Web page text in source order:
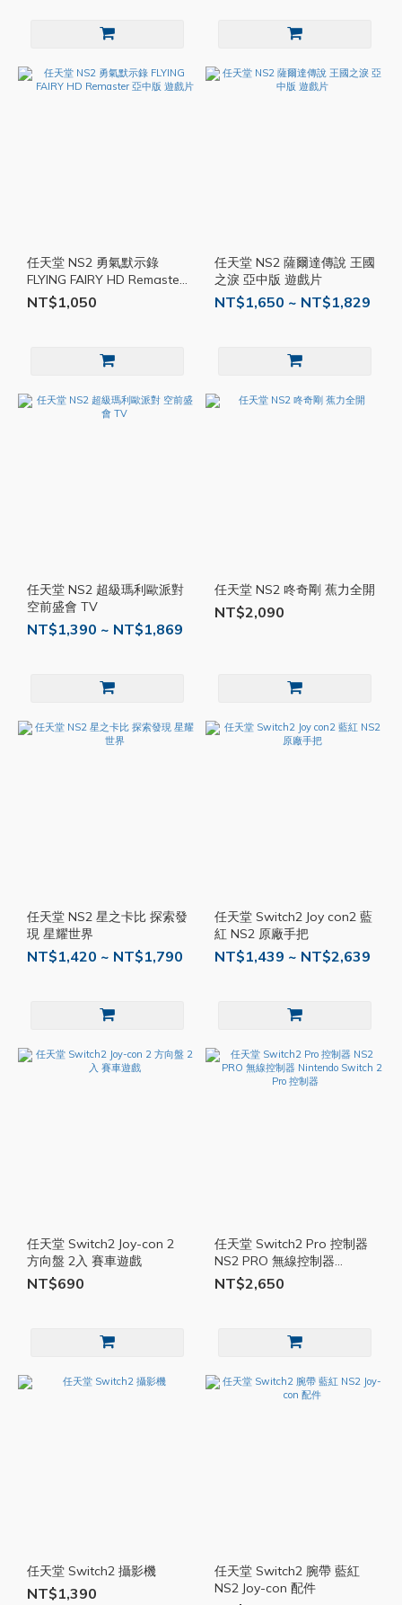
任天堂 NS2 勇氣默示錄
FLYING FAIRY HD Remaster
亞中版 遊戲片
NT$1,050
任天堂 NS2 薩爾達傳說 王國
之淚 亞中版 遊戲片
NT$1,650 ~ NT$1,829
任天堂 NS2 超級瑪利歐派對
空前盛會 TV
NT$1,390 ~ NT$1,869
任天堂 NS2 咚奇剛 蕉力全開
NT$2,090
任天堂 NS2 星之卡比 探索發
現 星耀世界
NT$1,420 ~ NT$1,790
任天堂 Switch2 Joy con2 藍
紅 NS2 原廠手把
NT$1,439 ~ NT$2,639
任天堂 Switch2 Joy-con 2
方向盤 2入 賽車遊戲
NT$690
任天堂 Switch2 Pro 控制器
NS2 PRO 無線控制器
Nintendo Switch 2 Pro 控制
NT$2,650
任天堂 Switch2 攝影機
NT$1,390
任天堂 Switch2 腕帶 藍紅
NS2 Joy-con 配件